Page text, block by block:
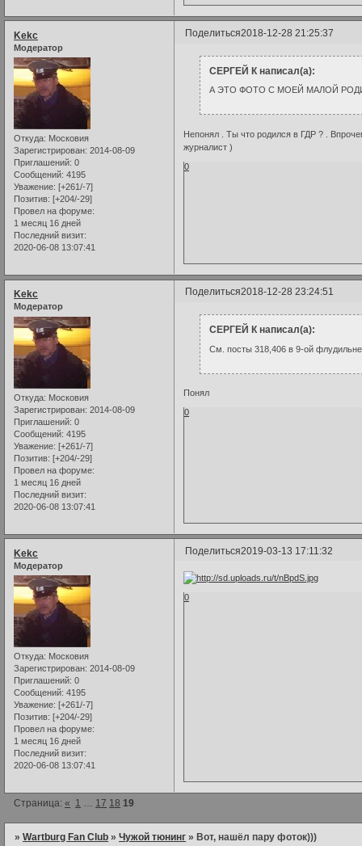
Поделиться2018-12-28 21:25:37
Kekc
Модератор
Откуда: Московия
Зарегистрирован: 2014-08-09
Приглашений: 0
Сообщений: 4195
Уважение: [+261/-7]
Позитив: [+204/-29]
Провел на форуме:
1 месяц 16 дней
Последний визит:
2020-06-08 13:07:41
СЕРГЕЙ К написал(а):
А ЭТО ФОТО С МОЕЙ МАЛОЙ
Непонял . Ты что родился в ГДР ? .
журналист )
0
Поделиться2018-12-28 23:24:51
Kekc
Модератор
Откуда: Московия
Зарегистрирован: 2014-08-09
Приглашений: 0
Сообщений: 4195
Уважение: [+261/-7]
Позитив: [+204/-29]
Провел на форуме:
1 месяц 16 дней
Последний визит:
2020-06-08 13:07:41
СЕРГЕЙ К написал(а):
См. посты 318,406 в 9-ой
Понял
0
Поделиться2019-03-13 17:11:32
Kekc
Модератор
Откуда: Московия
Зарегистрирован: 2014-08-09
Приглашений: 0
Сообщений: 4195
Уважение: [+261/-7]
Позитив: [+204/-29]
Провел на форуме:
1 месяц 16 дней
Последний визит:
2020-06-08 13:07:41
0
Страница:« 1 … 17 18 19
»Wartburg Fan Club »Чужой тюнинг »Вот, нашёл пару фоток)))